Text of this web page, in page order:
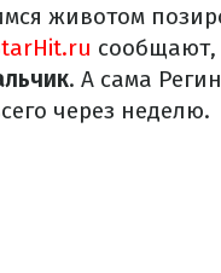
животом
сообщают,
. А сама
через неделю.